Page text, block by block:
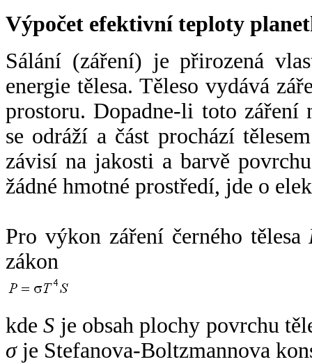
Výpočet efektivní teploty
Sálání (záření) je přirozená
energie tělesa. Těleso vydává
prostoru. Dopadne-li toto záření
se odráží a část prochází
závisí na jakosti a barvě
žádné hmotné prostředí, jde o
Pro výkon záření černého tělesa
zákon
kdeS je obsah plochy povrchu
σje Stefanova-Boltzmannova